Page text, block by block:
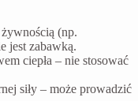
(np.
jest zabawką.
ciepła – nie stosować
siły – może prowadzić